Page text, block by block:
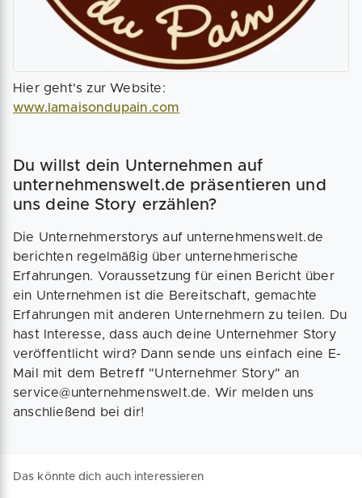
Hier geht's zur Website:
www.lamaisondupain.com
Du willst dein Unternehmen auf
unternehmenswelt.de präsentieren und
uns deine Story erzählen?
Die Unternehmerstorys auf unternehmenswelt.de
berichten regelmäßig über unternehmerische
Erfahrungen. Voraussetzung für einen Bericht über
ein Unternehmen ist die Bereitschaft, gemachte
Erfahrungen mit anderen Unternehmern zu teilen. Du
hast Interesse, dass auch deine Unternehmer Story
veröffentlicht wird? Dann sende uns einfach eine E-
Mail mit dem Betreff "Unternehmer Story" an
service@unternehmenswelt.de. Wir melden uns
anschließend bei dir!
Das könnte dich auch interessieren